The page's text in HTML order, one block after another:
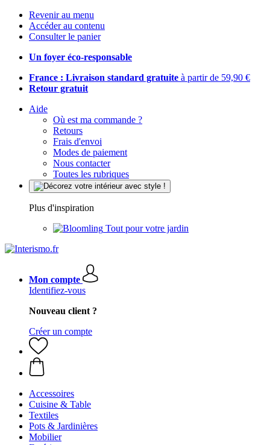
Revenir au menu
Accéder au contenu
Consulter le panier
Un foyer éco-responsable
France : Livraison standard gratuite à partir de 59,90 €
Retour gratuit
Aide
Où est ma commande ?
Retours
Frais d'envoi
Modes de paiement
Nous contacter
Toutes les rubriques
Plus d'inspiration
Tout pour votre jardin
Mon compte
Identifiez-vous
Nouveau client ?
Créer un compte
Accessoires
Cuisine & Table
Textiles
Pots & Jardinières
Mobilier